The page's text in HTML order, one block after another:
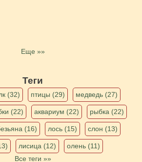
Еще »»
Теги
(32) птицы (29) медведь (27)
(22) аквариум (22) рыбка (22)
(16) лось (15) слон (13)
лисица (12)
олень (11)
Все теги »»